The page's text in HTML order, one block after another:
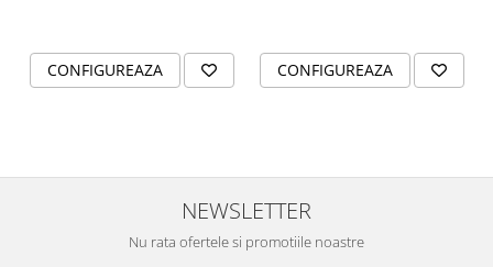
CONFIGUREAZA CONFIGUREAZA
NEWSLETTER
Nu rata ofertele si promotiile noastre